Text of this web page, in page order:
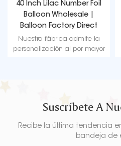
40 Inch Lilac Number Foil
Balloon Wholesale |
Balloon Factory Direct
Supply
Nuestra fábrica admite la
personalización al por mayor
Suscríbete A
Recibe la última tendencia
bandeja de